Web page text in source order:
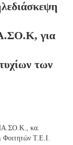
για
των
ΠΑ.ΣΟ.Κ., κα.
Φοιτητών Τ.Ε.Ι.